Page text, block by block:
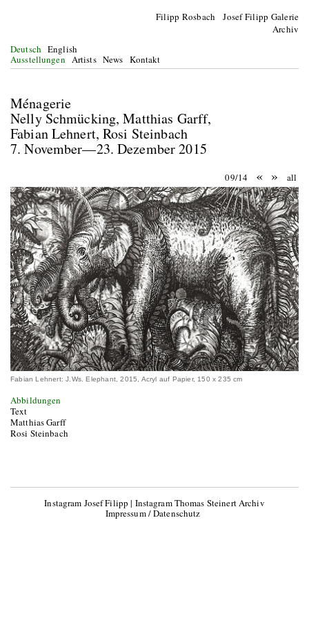
Filipp Rosbach Josef Filipp Galerie
Archiv
Deutsch English
Ausstellungen Artists News Kontakt
Ménagerie
Nelly Schmücking, Matthias Garff,
Fabian Lehnert, Rosi Steinbach
7. November—23. Dezember 2015
09/14 « » all
Fabian Lehnert: J.Ws. Elephant, 2015, Acryl auf Papier, 150 x 235 cm
Abbildungen
Text
Matthias Garff
Rosi Steinbach
Instagram Josef Filipp | Instagram Thomas Steinert Archiv
Impressum / Datenschutz